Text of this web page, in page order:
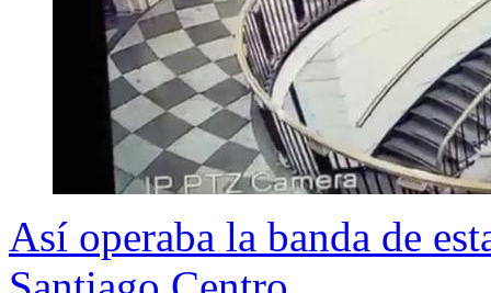
Así operaba la banda de